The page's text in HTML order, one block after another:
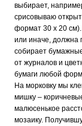
выбирает,
срисовываю
формат 30 х 20
или иначе, должна
собирает
от журналов и
бумаги любой
На морковку мы
мишку –
малюсенькое
мозаику.